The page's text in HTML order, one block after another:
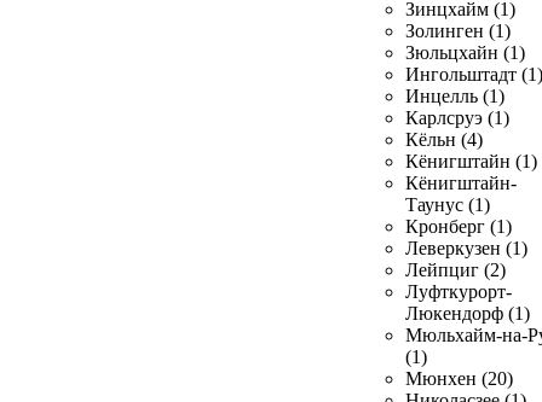
Зинцхайм (1)
Золинген (1)
Зюльцхайн (1)
Ингольштадт (1)
Инцелль (1)
Карлсруэ (1)
Кёльн (4)
Кёнигштайн (1)
Кёнигштайн-
Таунус (1)
Кронберг (1)
Леверкузен (1)
Лейпциг (2)
Луфткурорт-
Люкендорф (1)
Мюльхайм-на-
(1)
Мюнхен (20)